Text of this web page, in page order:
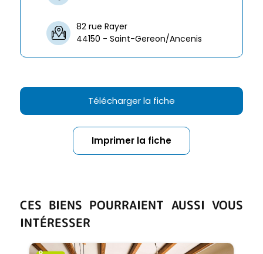
82 rue Rayer
44150 - Saint-Gereon/Ancenis
Télécharger la fiche
Imprimer la fiche
CES BIENS POURRAIENT AUSSI VOUS
INTÉRESSER